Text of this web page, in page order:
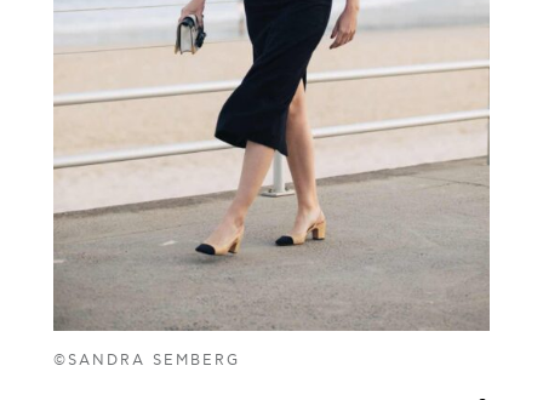
©SANDRA SEMBERG